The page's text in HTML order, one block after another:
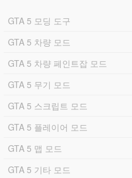
GTA 5 모딩 도구
GTA 5 차량 모드
GTA 5 차량 페인트잡 모드
GTA 5 무기 모드
GTA 5 스크립트 모드
GTA 5 플레이어 모드
GTA 5 맵 모드
GTA 5 기타 모드